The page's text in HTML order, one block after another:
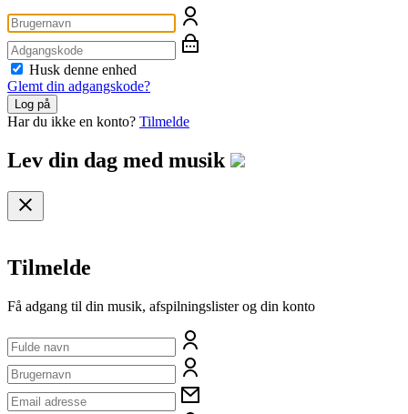
Husk denne enhed
Glemt din adgangskode?
Log på
Har du ikke en konto? Tilmelde
Lev din dag med musik
Tilmelde
Få adgang til din musik, afspilningslister og din konto